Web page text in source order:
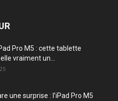
Pro M5 : cette tablette
vraiment un...
une surprise : l’iPad Pro M5